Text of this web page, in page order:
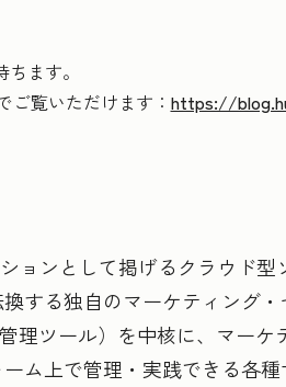
ます。
ご覧いただけます： https://
ョンとして掲げるクラウド型
する独自のマーケティング
理ツール）を中核に、マー
ム上で管理・実践できる各種